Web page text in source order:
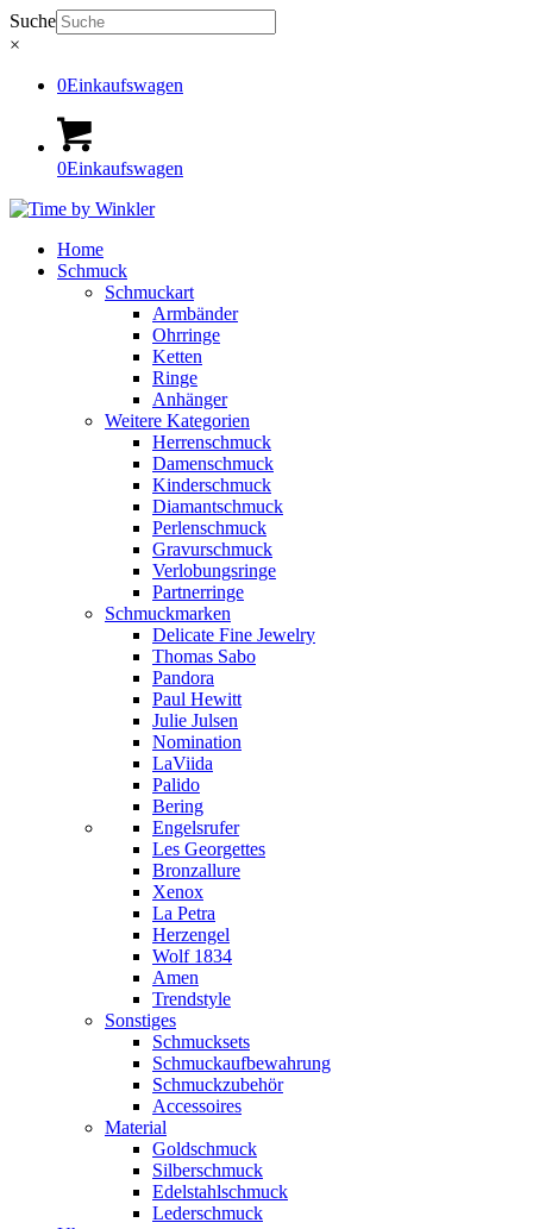
Suche
×
0Einkaufswagen
0Einkaufswagen
Home
Schmuck
Schmuckart
Armbänder
Ohrringe
Ketten
Ringe
Anhänger
Weitere Kategorien
Herrenschmuck
Damenschmuck
Kinderschmuck
Diamantschmuck
Perlenschmuck
Gravurschmuck
Verlobungsringe
Partnerringe
Schmuckmarken
Delicate Fine Jewelry
Thomas Sabo
Pandora
Paul Hewitt
Julie Julsen
Nomination
LaViida
Palido
Bering
Engelsrufer
Les Georgettes
Bronzallure
Xenox
La Petra
Herzengel
Wolf 1834
Amen
Trendstyle
Sonstiges
Schmucksets
Schmuckaufbewahrung
Schmuckzubehör
Accessoires
Material
Goldschmuck
Silberschmuck
Edelstahlschmuck
Lederschmuck